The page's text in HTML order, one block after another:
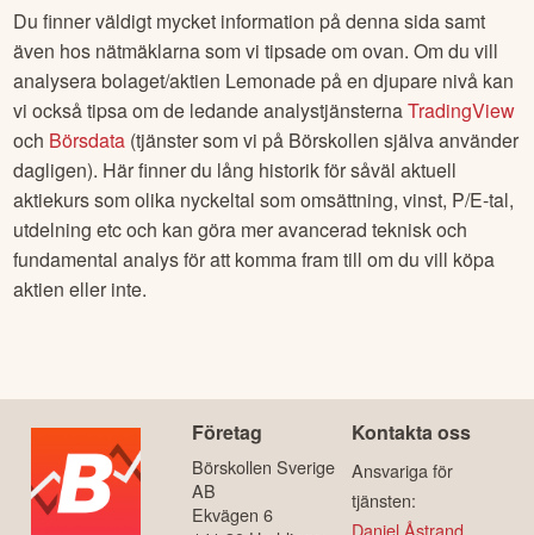
Hur kan jag lära mig mer och analysera
Lemonade?
Du finner väldigt mycket information på denna sida samt
även hos nätmäklarna som vi tipsade om ovan. Om du vill
analysera bolaget/aktienLemonadepå en djupare nivå kan
vi också tipsa om de ledande analystjänsternaTradingView
ochBörsdata(tjänster som vi på Börskollen själva använder
dagligen). Här finner du lång historik för såväl aktuell
aktiekurs som olika nyckeltal som omsättning, vinst, P/E-tal,
Företag Kontakta oss